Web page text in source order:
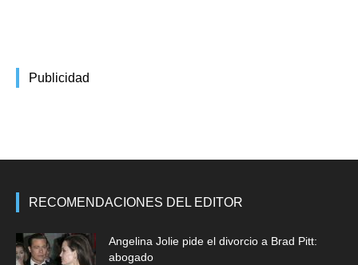
Publicidad
RECOMENDACIONES DEL EDITOR
Angelina Jolie pide el divorcio a Brad Pitt:
abogado